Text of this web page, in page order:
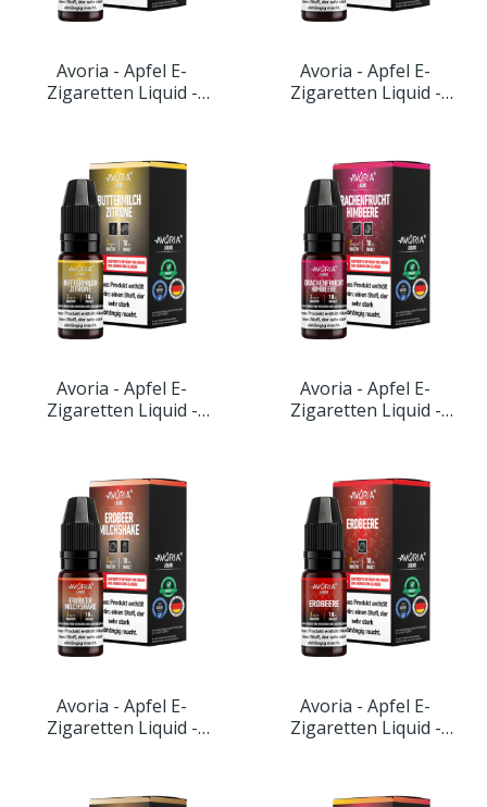
Avoria - Apfel E-
Zigaretten Liquid -
Avoria - Apfel E-
Zigaretten Liquid -
Avoria - Apfel E-
Zigaretten Liquid -
Avoria - Apfel E-
Zigaretten Liquid -
Avoria - Apfel E-
Zigaretten Liquid -
Avoria - Apfel E-
Zigaretten Liquid -